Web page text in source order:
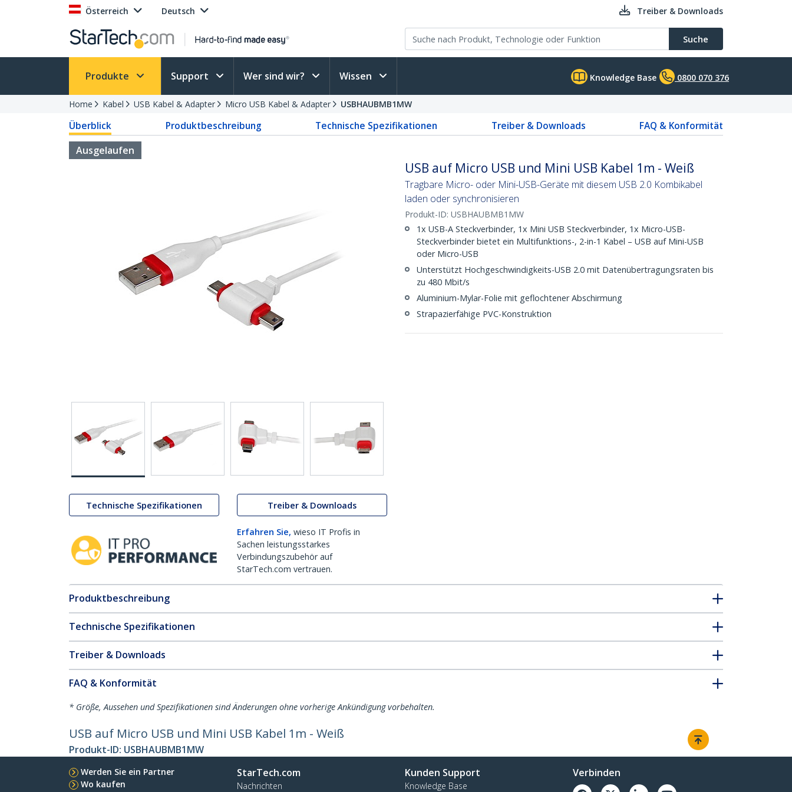
Österreich Deutsch Treiber & Downloads
Suche
Produkte Support Wer sind wir? Wissen Knowledge Base 0800 070 376
Home Kabel USB Kabel & Adapter Micro USB Kabel & Adapter USBHAUBMB1MW
Überblick Produktbeschreibung Technische Spezifikationen Treiber & Downloads
FAQ & Konformität
Ausgelaufen
Technische Spezifikationen Treiber & Downloads
Erfahren Sie, wieso IT Profis in
Sachen leistungsstarkes
Verbindungszubehör auf
StarTech.com vertrauen.
USB auf Micro USB und Mini USB Kabel 1m - Weiß
Tragbare Micro- oder Mini-USB-Geräte mit diesem USB 2.0 Kombikabel
laden oder synchronisieren
Produkt-ID: USBHAUBMB1MW
1x USB-A Steckverbinder, 1x Mini USB Steckverbinder, 1x Micro-USB-
Steckverbinder bietet ein Multifunktions-, 2-in-1 Kabel – USB auf Mini-USB
oder Micro-USB
Unterstützt Hochgeschwindigkeits-USB 2.0 mit Datenübertragungsraten bis
zu 480 Mbit/s
Aluminium-Mylar-Folie mit geflochtener Abschirmung
Strapazierfähige PVC-Konstruktion
Produktbeschreibung
Technische Spezifikationen
Treiber & Downloads
FAQ & Konformität
* Größe, Aussehen und Spezifikationen sind Änderungen ohne vorherige Ankündigung vorbehalten.
USB auf Micro USB und Mini USB Kabel 1m - Weiß
Produkt-ID: USBHAUBMB1MW
Werden Sie ein Partner
Wo kaufen
StarTech.com
Nachrichten
Kunden Support
Knowledge Base
Verbinden